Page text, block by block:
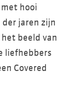
hooi
jaren zijn
beeld van
liefhebbers
Covered